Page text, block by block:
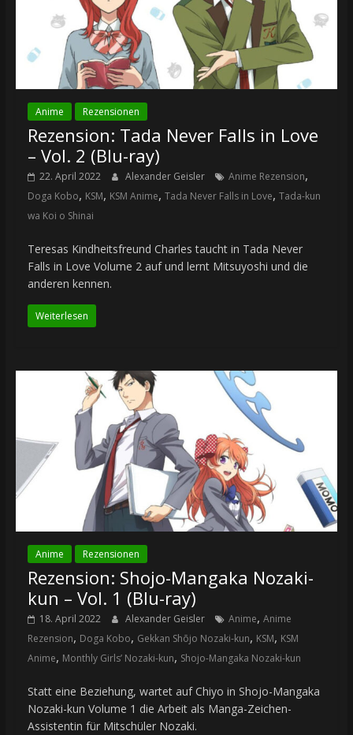
Anime Rezensionen
Rezension: Tada Never Falls in Love
– Vol. 2 (Blu-ray)
22. April 2022 Alexander Geisler Anime Rezension,
Doga Kobo, KSM, KSM Anime, Tada Never Falls in Love, Tada-kun
wa Koi o Shinai
Teresas Kindheitsfreund Charles taucht in Tada Never
Falls in Love Volume 2 auf und lernt Mitsuyoshi und die
anderen kennen.
Weiterlesen
Anime Rezensionen
Rezension: Shojo-Mangaka Nozaki-
kun – Vol. 1 (Blu-ray)
18. April 2022 Alexander Geisler Anime, Anime
Rezension, Doga Kobo, Gekkan Shōjo Nozaki-kun, KSM, KSM
Anime, Monthly Girls’ Nozaki-kun, Shojo-Mangaka Nozaki-kun
Statt eine Beziehung, wartet auf Chiyo in Shojo-Mangaka
Nozaki-kun Volume 1 die Arbeit als Manga-Zeichen-
Assistentin für Mitschüler Nozaki.